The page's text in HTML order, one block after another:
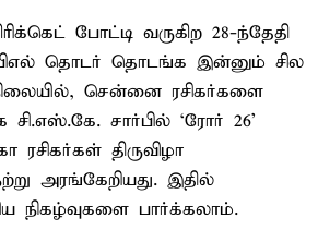
போட்டி வருகிற 28-ந்தேதி
தொடர் தொடங்க இன்னும் சில
சென்னை ரசிகர்களை
சி.எஸ்.கே. சார்பில் ‘ரோர் 26’
திருவிழா
அரங்கேறியது. இதில்
நிகழ்வுகளை பார்க்கலாம்.